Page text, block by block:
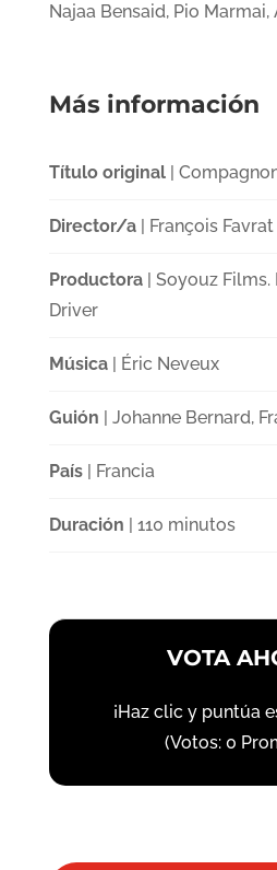
Najaa Bensaid, Pio Marmai,
Más información
Título original|
Director/a| François Favrat
Productora| Soyouz Films.
Driver
Música| Éric Neveux
Guión | Johanne Bernard,
País| Francia
Duración | 110 minutos
VOTA
¡Haz clic y puntúa
(Votos: 0